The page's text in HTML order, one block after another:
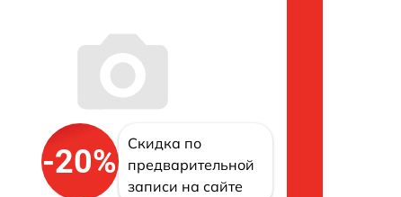
-20%
Скидка по
предварительной
записи на сайте